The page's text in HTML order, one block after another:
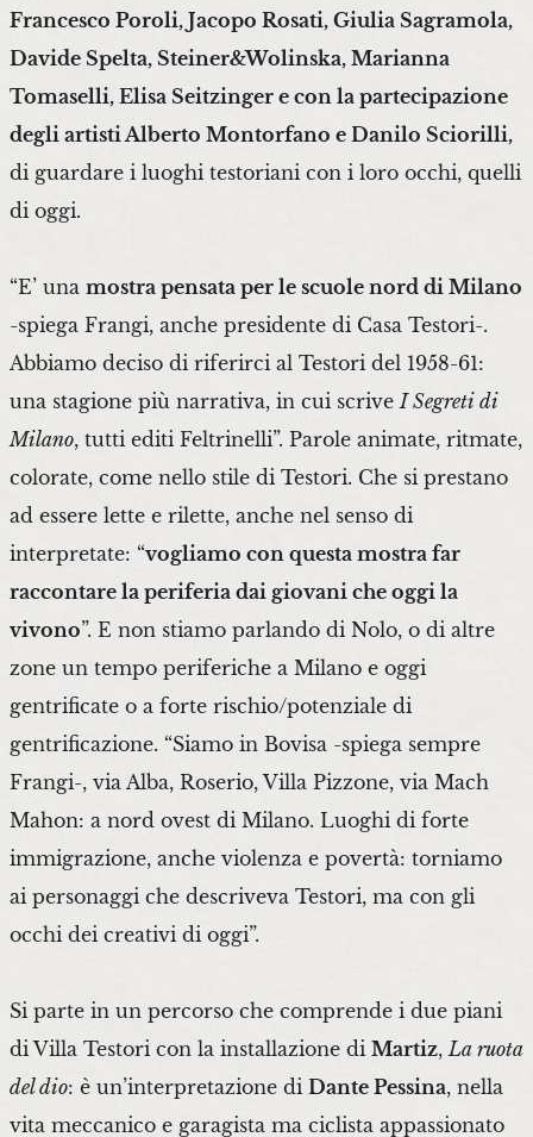
Francesco Poroli, Jacopo Rosati, Giulia Sagramola,
Davide Spelta, Steiner&Wolinska, Marianna
Tomaselli, Elisa Seitzinger e con la partecipazione
degli artisti Alberto Montorfano e Danilo Sciorilli,
di guardare i luoghi testoriani con i loro occhi, quelli
di oggi.
“E’ una mostra pensata per le scuole nord di Milano
-spiega Frangi, anche presidente di Casa Testori-.
Abbiamo deciso di riferirci al Testori del 1958-61:
una stagione più narrativa, in cui scrive I Segreti di
Milano, tutti editi Feltrinelli”. Parole animate, ritmate,
colorate, come nello stile di Testori. Che si prestano
ad essere lette e rilette, anche nel senso di
interpretate: “vogliamo con questa mostra far
raccontare la periferia dai giovani che oggi la
vivono”. E non stiamo parlando di Nolo, o di altre
zone un tempo periferiche a Milano e oggi
gentrificate o a forte rischio/potenziale di
gentrificazione. “Siamo in Bovisa -spiega sempre
Frangi-, via Alba, Roserio, Villa Pizzone, via Mach
Mahon: a nord ovest di Milano. Luoghi di forte
immigrazione, anche violenza e povertà: torniamo
ai personaggi che descriveva Testori, ma con gli
occhi dei creativi di oggi”.
Si parte in un percorso che comprende i due piani
di Villa Testori con la installazione di Martiz, La ruota
del dio: è un’interpretazione di Dante Pessina, nella
vita meccanico e garagista ma ciclista appassionato